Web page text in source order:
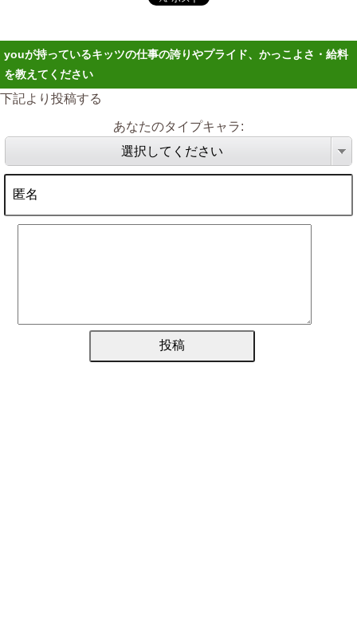
youが持っているキッツの仕事の誇りやプライド、かっこよさ・給料
を教えてください
下記より投稿する
あなたのタイプキャラ:
選択してください